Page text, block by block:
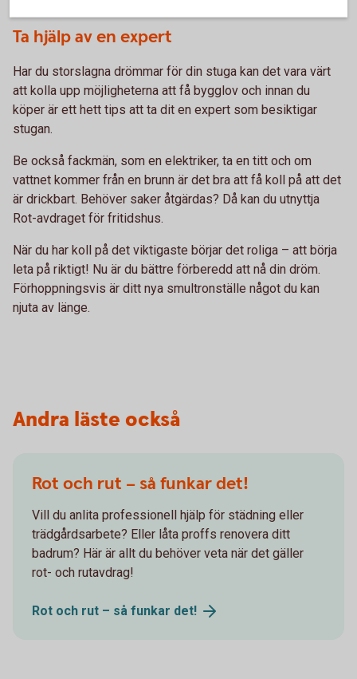
Ta hjälp av en expert
Har du storslagna drömmar för din stuga kan det vara värt
att kolla upp möjligheterna att få bygglov och innan du
köper är ett hett tips att ta dit en expert som besiktigar
stugan.
Be också fackmän, som en elektriker, ta en titt och om
vattnet kommer från en brunn är det bra att få koll på att det
är drickbart. Behöver saker åtgärdas? Då kan du utnyttja
Rot-avdraget för fritidshus.
När du har koll på det viktigaste börjar det roliga – att börja
leta på riktigt! Nu är du bättre förberedd att nå din dröm.
Förhoppningsvis är ditt nya smultronställe något du kan
njuta av länge.
Andra läste också
Rot och rut – så funkar det!
Vill du anlita professionell hjälp för städning eller
trädgårdsarbete? Eller låta proffs renovera ditt
badrum? Här är allt du behöver veta när det gäller
rot- och rutavdrag!
Rot och rut – så funkar det!